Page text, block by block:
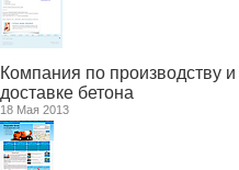
Компания по производству и
доставке бетона
18 Мая 2013